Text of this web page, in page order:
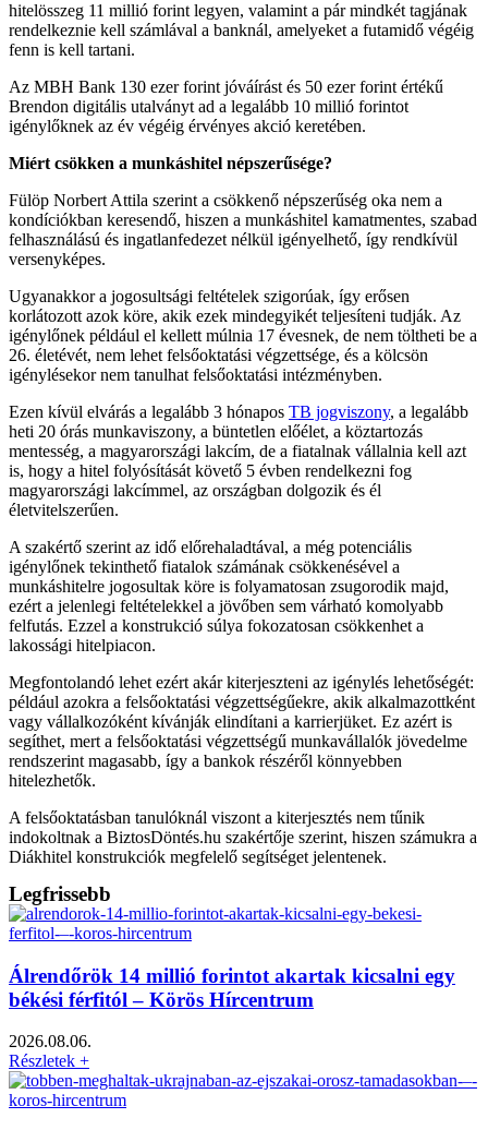
hitelösszeg 11 millió forint legyen, valamint a pár mindkét tagjának
rendelkeznie kell számlával a banknál, amelyeket a futamidő végéig
fenn is kell tartani.
Az MBH Bank 130 ezer forint jóváírást és 50 ezer forint értékű
Brendon digitális utalványt ad a legalább 10 millió forintot
igénylőknek az év végéig érvényes akció keretében.
Miért csökken a munkáshitel népszerűsége?
Fülöp Norbert Attila szerint a csökkenő népszerűség oka nem a
kondíciókban keresendő, hiszen a munkáshitel kamatmentes, szabad
felhasználású és ingatlanfedezet nélkül igényelhető, így rendkívül
versenyképes.
Ugyanakkor a jogosultsági feltételek szigorúak, így erősen
korlátozott azok köre, akik ezek mindegyikét teljesíteni tudják. Az
igénylőnek például el kellett múlnia 17 évesnek, de nem töltheti be a
26. életévét, nem lehet felsőoktatási végzettsége, és a kölcsön
igénylésekor nem tanulhat felsőoktatási intézményben.
Ezen kívül elvárás a legalább 3 hónapos TB jogviszony, a legalább
heti 20 órás munkaviszony, a büntetlen előélet, a köztartozás
mentesség, a magyarországi lakcím, de a fiatalnak vállalnia kell azt
is, hogy a hitel folyósítását követő 5 évben rendelkezni fog
magyarországi lakcímmel, az országban dolgozik és él
életvitelszerűen.
A szakértő szerint az idő előrehaladtával, a még potenciális
igénylőnek tekinthető fiatalok számának csökkenésével a
munkáshitelre jogosultak köre is folyamatosan zsugorodik majd,
ezért a jelenlegi feltételekkel a jövőben sem várható komolyabb
felfutás. Ezzel a konstrukció súlya fokozatosan csökkenhet a
lakossági hitelpiacon.
Megfontolandó lehet ezért akár kiterjeszteni az igénylés lehetőségét:
például azokra a felsőoktatási végzettségűekre, akik alkalmazottként
vagy vállalkozóként kívánják elindítani a karrierjüket. Ez azért is
segíthet, mert a felsőoktatási végzettségű munkavállalók jövedelme
rendszerint magasabb, így a bankok részéről könnyebben
hitelezhetők.
A felsőoktatásban tanulóknál viszont a kiterjesztés nem tűnik
indokoltnak a BiztosDöntés.hu szakértője szerint, hiszen számukra a
Diákhitel konstrukciók megfelelő segítséget jelentenek.
Legfrissebb
Álrendőrök 14 millió forintot akartak kicsalni egy
békési férfitól – Körös Hírcentrum
2026.08.06.
Részletek +